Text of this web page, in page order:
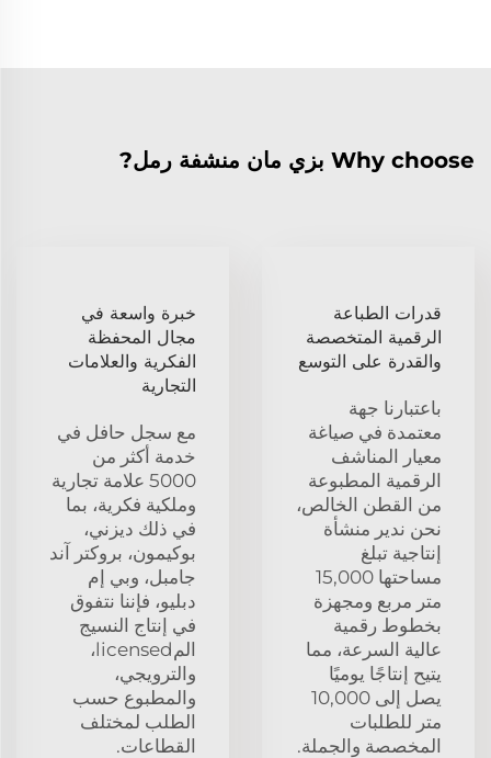
Why choose بزي مان منشفة رمل?
قدرات الطباعة
الرقمية المتخصصة
والقدرة على التوسع
باعتبارنا جهة
معتمدة في صياغة
معيار المناشف
الرقمية المطبوعة
من القطن الخالص،
نحن ندير منشأة
إنتاجية تبلغ
مساحتها 15,000
متر مربع ومجهزة
بخطوط رقمية
عالية السرعة، مما
يتيح إنتاجًا يوميًا
يصل إلى 10,000
متر للطلبات
المخصصة والجملة.
خبرة واسعة في
مجال المحفظة
الفكرية والعلامات
التجارية
مع سجل حافل في
خدمة أكثر من
5000 علامة تجارية
وملكية فكرية، بما
في ذلك ديزني،
بوكيمون، بروكتر آند
جامبل، وبي إم
دبليو، فإننا نتفوق
في إنتاج النسيج
المlicensed،
والترويجي،
والمطبوع حسب
الطلب لمختلف
القطاعات.